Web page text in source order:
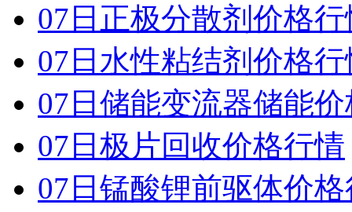
07日正极分散剂价格行
07日水性粘结剂价格行
07日储能变流器储能
07日极片回收价格行情
07日锰酸锂前驱体价